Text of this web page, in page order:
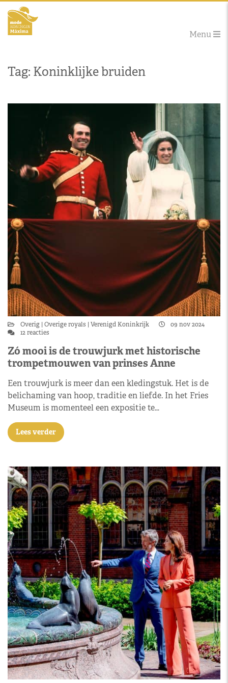
Menu
Tag: Koninklijke bruiden
Overig Overige royals Verenigd Koninkrijk
09 nov 2024
12 reacties
Zó mooi is de trouwjurk met historische
trompetmouwen van prinses Anne
Een trouwjurk is meer dan een kledingstuk. Het is de
belichaming van hoop, traditie en liefde. In het Fries
Museum is momenteel een expositie te…
Lees verder